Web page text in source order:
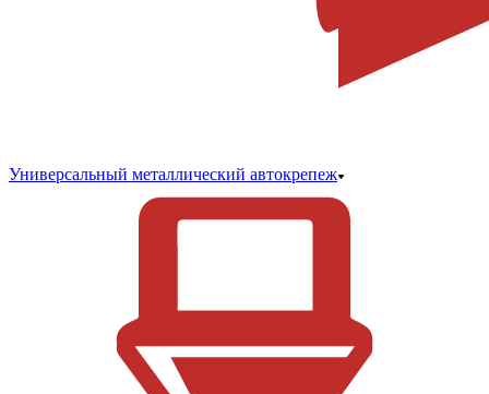
Универсальный металлический автокрепеж